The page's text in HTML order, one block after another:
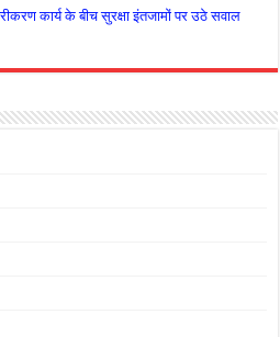
कार्य के बीच सुरक्षा इंतजामों पर उठे सवाल